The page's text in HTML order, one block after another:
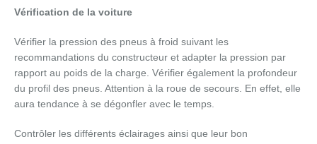
Vérification de la voiture
Vérifier la pression des pneus à froid suivant les
recommandations du constructeur et adapter la pression par
rapport au poids de la charge. Vérifier également la profondeur
du profil des pneus. Attention à la roue de secours. En effet, elle
aura tendance à se dégonfler avec le temps.
Contrôler les différents éclairages ainsi que leur bon